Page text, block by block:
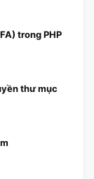
trong PHP
thư mục